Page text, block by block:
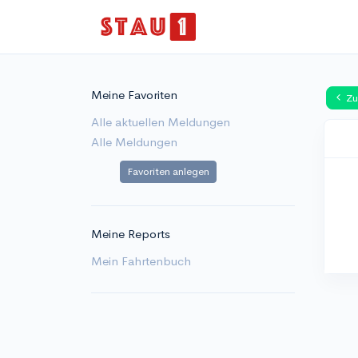
Meine Favoriten
Alle aktuellen Meldungen
Alle Meldungen
Favoriten anlegen
Meine Reports
Mein Fahrtenbuch